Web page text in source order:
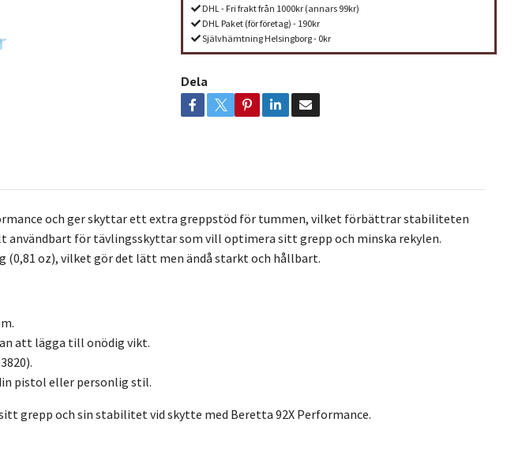
DHL - Fri frakt från 1000kr (annars 99kr)
DHL Paket (för företag) - 190kr
Självhämtning Helsingborg - 0kr
Dela
och ger skyttar ett extra greppstöd för tummen, vilket förbättrar stabiliteten
för tävlingsskyttar som vill optimera sitt grepp och minska rekylen.
(0,81 oz), vilket gör det lätt men ändå starkt och hållbart.
att lägga till onödig vikt.
pistol eller personlig stil.
grepp och sin stabilitet vid skytte med Beretta 92X Performance.